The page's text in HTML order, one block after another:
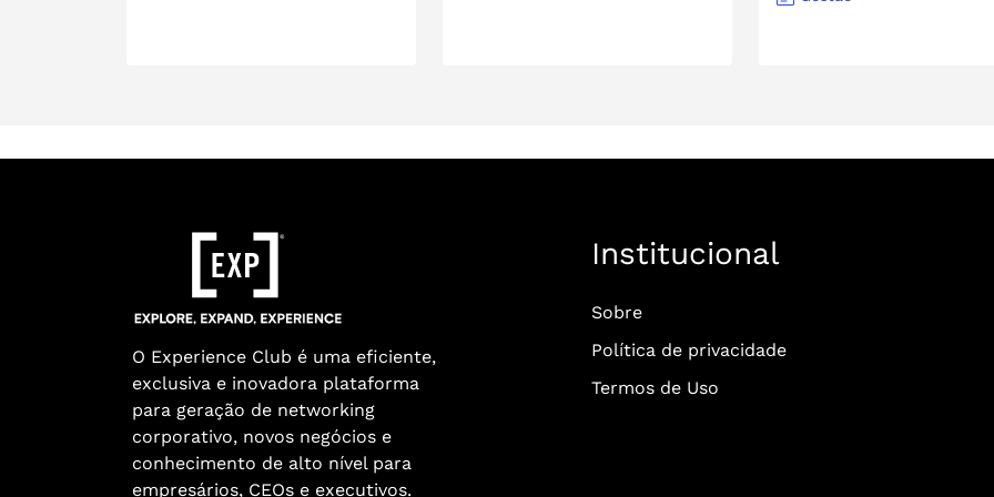
O Experience Club é uma eficiente,
exclusiva e inovadora plataforma
para geração de networking
corporativo, novos negócios e
conhecimento de alto nível para
empresários, CEOs e executivos.
Institucional
Sobre
Política de privacidade
Termos de Uso